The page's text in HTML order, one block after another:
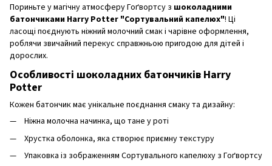
Пориньте у магічну атмосферу Гоґвортсу з шоколадними
батончиками Harry Potter "Сортувальний капелюх"! Ці
ласощі поєднують ніжний молочний смак і чарівне оформлення,
роблячи звичайний перекус справжньою пригодою для дітей і
дорослих.
Особливості шоколадних батончиків Harry
Potter
Кожен батончик має унікальне поєднання смаку та дизайну:
Ніжна молочна начинка, що тане у роті
Хрустка оболонка, яка створює приємну текстуру
Упаковка із зображенням Сортувального капелюху з Гоґвортсу